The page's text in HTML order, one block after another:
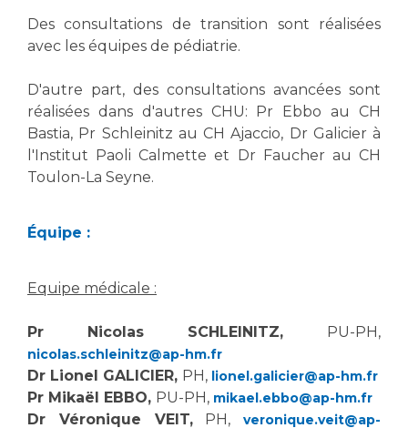
Des consultations de transition sont réalisées
avec les équipes de pédiatrie.
D'autre part, des consultations avancées sont
réalisées dans d'autres CHU: Pr Ebbo au CH
Bastia, Pr Schleinitz au CH Ajaccio, Dr Galicier à
l'Institut Paoli Calmette et Dr Faucher au CH
Toulon-La Seyne.
Équipe :
Equipe médicale :
Pr Nicolas SCHLEINITZ, PU-PH,
nicolas.schleinitz@ap-hm.fr
Dr Lionel GALICIER, PH, lionel.galicier@ap-hm.fr
Pr Mikaël EBBO, PU-PH, mikael.ebbo@ap-hm.fr
Dr Véronique VEIT,PH, veronique.veit@ap-